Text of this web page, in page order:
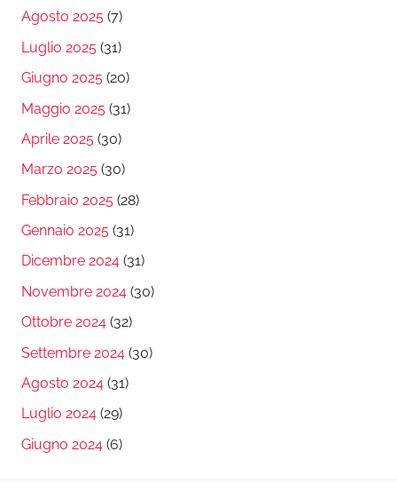
Agosto 2025 (7)
Luglio 2025 (31)
Giugno 2025 (20)
Maggio 2025 (31)
Aprile 2025 (30)
Marzo 2025 (30)
Febbraio 2025 (28)
Gennaio 2025 (31)
Dicembre 2024 (31)
Novembre 2024 (30)
Ottobre 2024 (32)
Settembre 2024 (30)
Agosto 2024 (31)
Luglio 2024 (29)
Giugno 2024 (6)